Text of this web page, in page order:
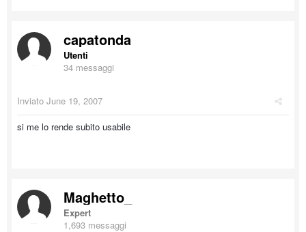
capatonda
Utenti
34 messaggi
Inviato June 19, 2007
si me lo rende subito usabile
Maghetto_
Expert
1,693 messaggi